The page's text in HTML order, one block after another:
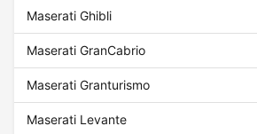
Maserati Ghibli
Maserati GranCabrio
Maserati Granturismo
Maserati Levante